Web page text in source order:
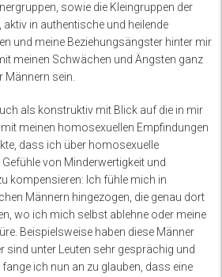
sowie die Kleingruppen der
in authentische und heilende
und meine Beziehungsängster hinter mir
meinen Schwächen und Ängsten ganz
Männern sein.
als konstruktiv mit Blick auf die in mir
meinen homosexuellen Empfindungen
dass ich über homosexuelle
von Minderwertigkeit und
kompensieren: Ich fühle mich in
Männern hingezogen, die genau dort
wo ich mich selbst ablehne oder meine
Beispielsweise haben diese Männer
sind unter Leuten sehr gesprächig und
ich nun an zu glauben, dass eine